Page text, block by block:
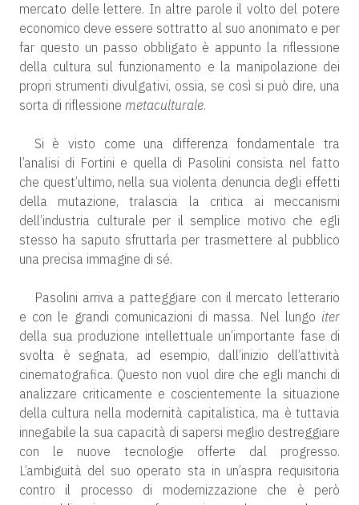
mercato delle lettere. In altre parole il volto del potere
economico deve essere sottratto al suo anonimato e per
far questo un passo obbligato è appunto la riflessione
della cultura sul funzionamento e la manipolazione dei
propri strumenti divulgativi, ossia, se così si può dire, una
sorta di riflessione metaculturale.
Si è visto come una differenza fondamentale tra
l’analisi di Fortini e quella di Pasolini consista nel fatto
che quest’ultimo, nella sua violenta denuncia degli effetti
della mutazione, tralascia la critica ai meccanismi
dell’industria culturale per il semplice motivo che egli
stesso ha saputo sfruttarla per trasmettere al pubblico
una precisa immagine di sé.
Pasolini arriva a patteggiare con il mercato letterario
e con le grandi comunicazioni di massa. Nel lungo iter
della sua produzione intellettuale un’importante fase di
svolta è segnata, ad esempio, dall’inizio dell’attività
cinematografica. Questo non vuol dire che egli manchi di
analizzare criticamente e coscientemente la situazione
della cultura nella modernità capitalistica, ma è tuttavia
innegabile la sua capacità di sapersi meglio destreggiare
con le nuove tecnologie offerte dal progresso.
L’ambiguità del suo operato sta in un’aspra requisitoria
contro il processo di modernizzazione che è però